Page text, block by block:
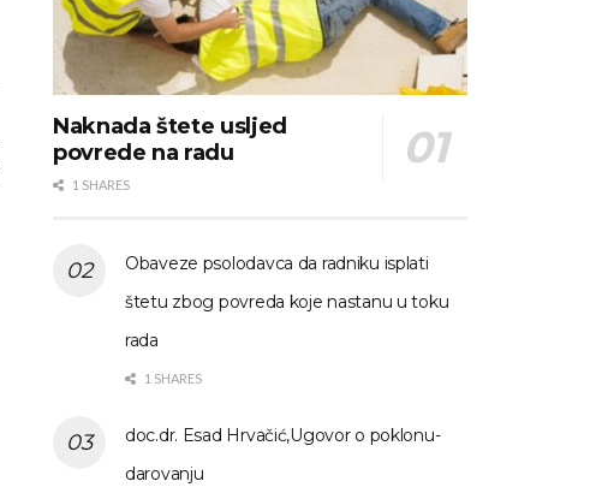
Naknada štete usljed
povrede na radu
1 SHARES
Obaveze psolodavca da radniku isplati
štetu zbog povreda koje nastanu u toku
rada
1 SHARES
doc.dr. Esad Hrvačić,Ugovor o poklonu-
darovanju